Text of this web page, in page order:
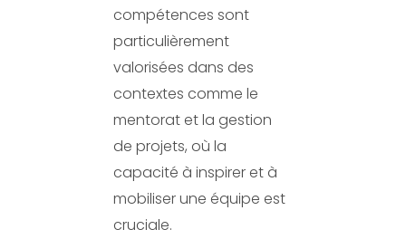
compétences sont
particulièrement
valorisées dans des
contextes comme le
mentorat et la gestion
de projets, où la
capacité à inspirer et à
mobiliser une équipe est
cruciale.